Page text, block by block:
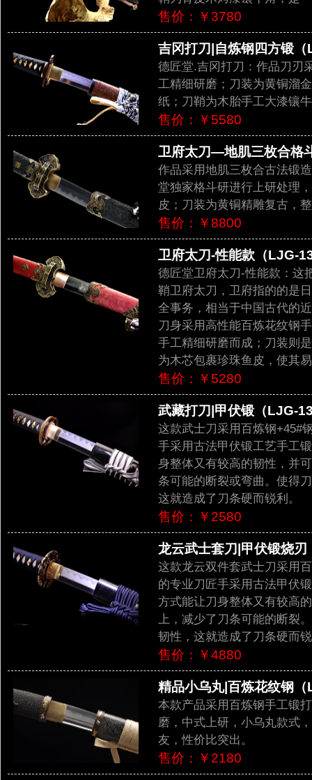
售价：￥3780
吉冈打刀|自炼钢四方锻
德匠堂.吉冈打刀：作品刀刃
工精细研磨；刀装为黄铜溜
纸；刀鞘为木胎手工大漆镶
售价：￥5580
卫府太刀—地肌三枚合格
作品采用地肌三枚合古法锻
堂独家格斗研进行上研处理
皮；刀装为黄铜精雕复古，
售价：￥8800
卫府太刀-性能款（LJG-
德匠堂卫府太刀-性能款：这
鞘卫府太刀，卫府指的的是
全事务，相当于中国古代的
刀身采用高性能百炼花纹钢
手工精细研磨而成；刀装则
为木芯包裹珍珠鱼皮，使其
售价：￥5280
武藏打刀|甲伏锻（LJG-
这款武士刀采用百炼钢+45#
手采用古法甲伏锻工艺手工
身整体又有较高的韧性，并
条可能的断裂或弯曲。使得
这就造成了刀条硬而锐利。
售价：￥2580
龙云武士套刀|甲伏锻烧
这款龙云双件套武士刀采用
的专业刀匠手采用古法甲伏
方式能让刀身整体又有较高
上，减少了刀条可能的断裂
韧性，这就造成了刀条硬而
售价：￥4880
精品小乌丸|百炼花纹钢
本款产品采用百炼钢手工锻
磨，中式上研，小乌丸款式
友，性价比突出。
售价：￥2180